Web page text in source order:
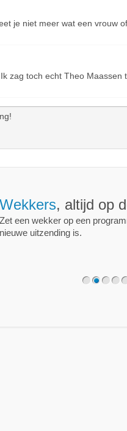
je niet meer wat een vrouw
zag toch echt Theo Maassen
Wekkers, altijd op
Zet een wekker op een
nieuwe uitzending is.